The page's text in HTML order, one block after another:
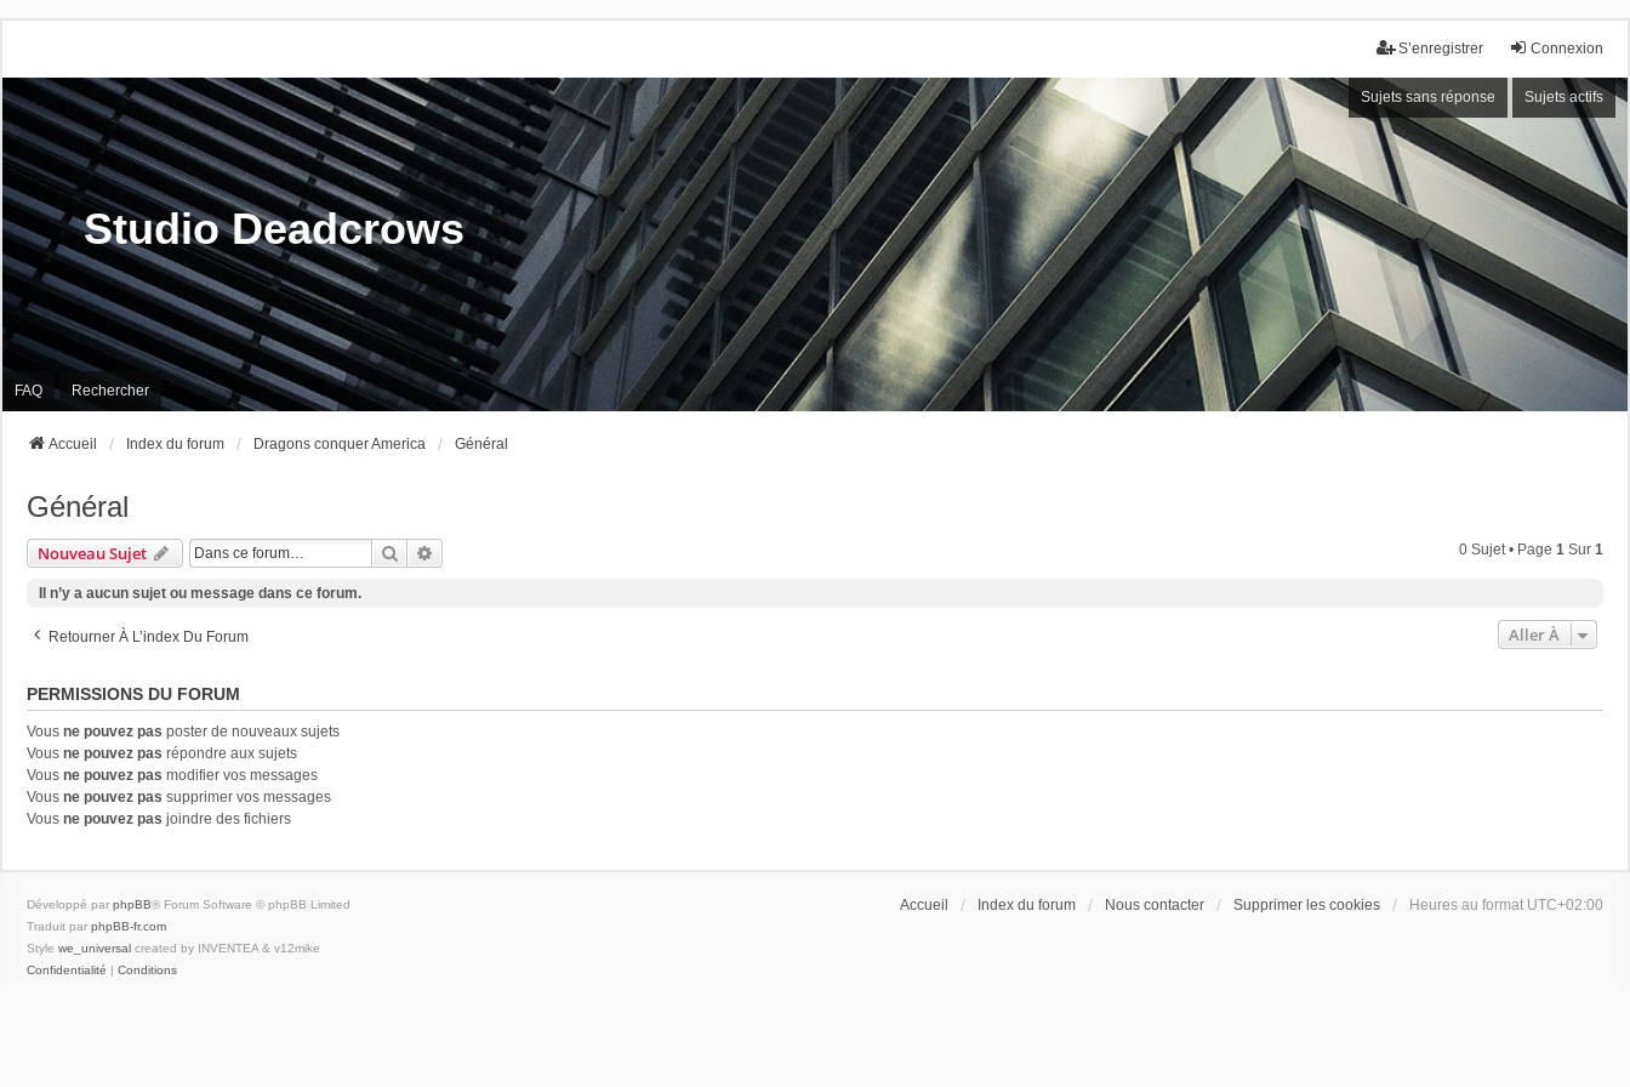
Connexion
S’enregistrer
Sujets sans réponse Sujets actifs
Studio Deadcrows
FAQ Rechercher
Accueil Index du forum Dragons conquer America Général
Général
Nouveau Sujet Rechercher 0 Sujet • Page 1 Sur 1
Il n’y a aucun sujet ou message dans ce forum.
Retourner À L’index Du Forum Aller À
PERMISSIONS DU FORUM
Vous ne pouvez pas poster de nouveaux sujets
Vous ne pouvez pas répondre aux sujets
Vous ne pouvez pas modifier vos messages
Vous ne pouvez pas supprimer vos messages
Vous ne pouvez pas joindre des fichiers
Accueil Index du forum Nous contacter Supprimer les cookies Heures au format UTC+02:00
Développé par phpBB® Forum Software © phpBB Limited
Traduit par phpBB-fr.com
Style we_universal created by INVENTEA & v12mike
Confidentialité | Conditions